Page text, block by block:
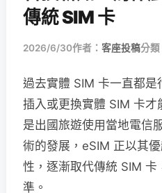
傳統 SIM 卡
2026/6/30作者： 客座投稿分類
過去實體 SIM 卡一直都
插入或更換實體 SIM 卡
是出國旅遊使用當地電信
術的發展，eSIM 正以其
性，逐漸取代傳統 SIM
準。